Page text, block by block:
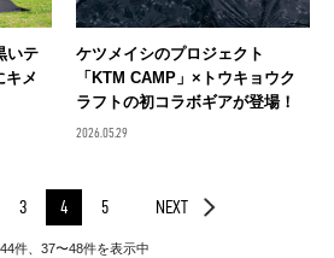
いテ
キメ
ケツメイシのプロジェクト
「KTM CAMP」×トウキョウク
ラフトの初コラボギアが登場！
2026.05.29
3 4 5 NEXT
件、37〜48件を表示中